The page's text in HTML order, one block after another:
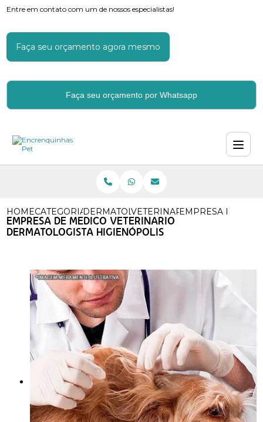
Entre em contato com um de nossos especialistas!
Faça seu orçamento agora mesmo
Faça seu orçamento por Whatsapp
HOMECATEGORIASDERMATOLOGIA VETERINARIA
VETERINARIOEMPRESA DE
EMPRESA DE MEDICO VETERINARIO
DERMATOLOGISTA HIGIENÓPOLIS